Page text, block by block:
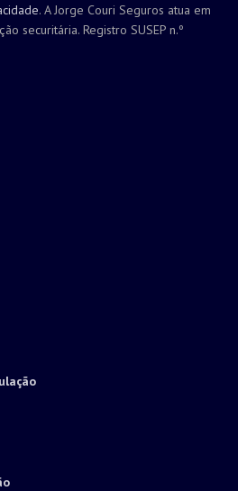
. A Jorge Couri Seguros atua em
securitária. Registro SUSEP n.º